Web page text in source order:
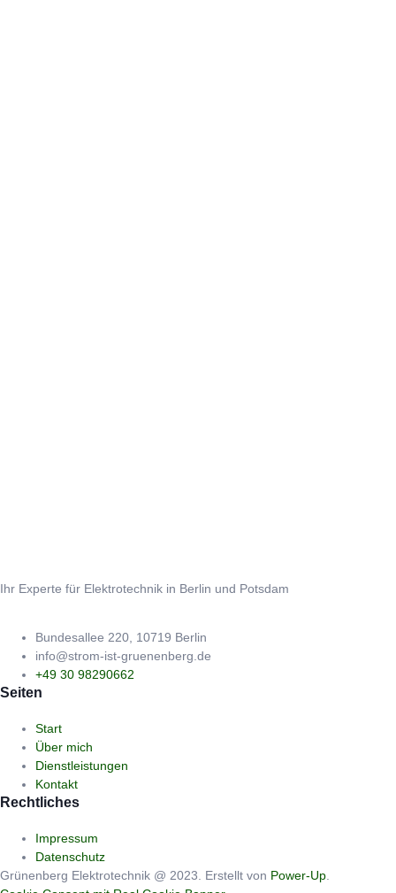
Ihr Experte für Elektrotechnik in Berlin und Potsdam
Bundesallee 220, 10719 Berlin
info@strom-ist-gruenenberg.de
+49 30 98290662
Seiten
Start
Über mich
Dienstleistungen
Kontakt
Rechtliches
Impressum
Datenschutz
Grünenberg Elektrotechnik @ 2023. Erstellt von Power-Up